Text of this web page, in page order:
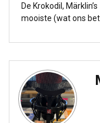
De Krokodil, Märklin’s
mooiste (wat ons